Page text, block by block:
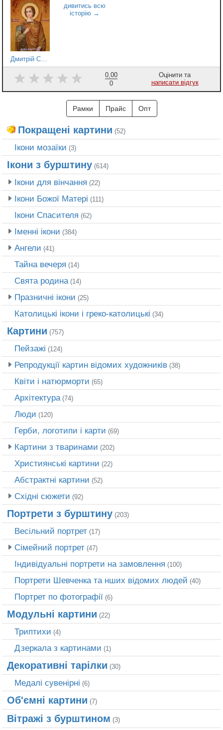
0,00
0
Оцінити та
написати відгук
Рамки Прайс Опт
Покращені картини (52)
Ікони мозаїки (3)
Ікони з бурштину (614)
Ікони для вінчання (22)
Ікони Божої Матері (111)
Ікони Спасителя (62)
Іменні ікони (384)
Ангели (41)
Тайна вечеря (14)
Свята родина (14)
Празничні ікони (25)
Католицькі ікони і греко-католицькі (34)
Картини (757)
Пейзажі (124)
Репродукції картин відомих художників (38)
Квіти і натюрморти (65)
Архітектура (74)
Люди (120)
Герби, логотипи і карти (69)
Картини з тваринами (202)
Християнські картини (22)
Абстрактні картини (52)
Східні сюжети (92)
Портрети з бурштину (203)
Весільний портрет (17)
Сімейний портрет (47)
Індивідуальні портрети на замовлення (100)
Портрети Шевченка та нших відомих людей (40)
Портрет по фотографії (6)
Модульні картини (22)
Триптихи (4)
Дзеркала з картинами (1)
Декоративні тарілки (30)
Медалі сувенірні (6)
Об'ємні картини (7)
Вітражі з бурштином (3)